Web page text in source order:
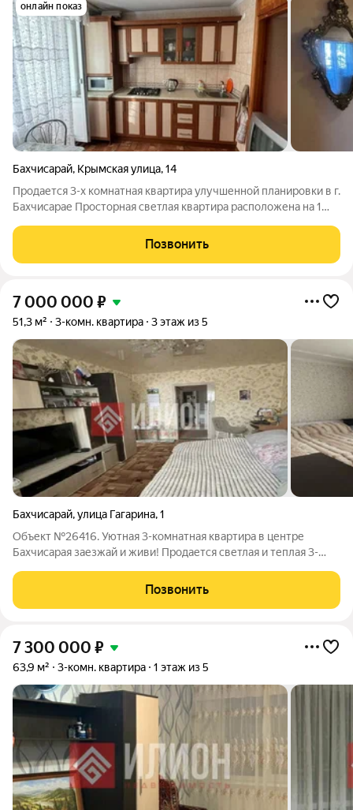
онлайн показ
Бахчисарай, Крымская улица,14
Продается 3-х комнатная квартира улучшенной планировки в г.
Бахчисарае Просторная светлая квартира расположена на 1
кухня - 9,3, два балкона, раздельный санузел. В квартире
автономное
Позвонить
7 000 000 ₽
51,3 м² 3-комн. квартира 3 этаж из 5
Бахчисарай,улица Гагарина,1
Объект №26416. Уютная 3-комнатная квартира в центре
Бахчисарая заезжай и живи! Продается светлая и теплая 3-
вариант для семьи, которая ценит комфорт и удобство
расположения. О квартире:
Позвонить
7 300 000 ₽
63,9 м² 3-комн. квартира 1 этаж из 5